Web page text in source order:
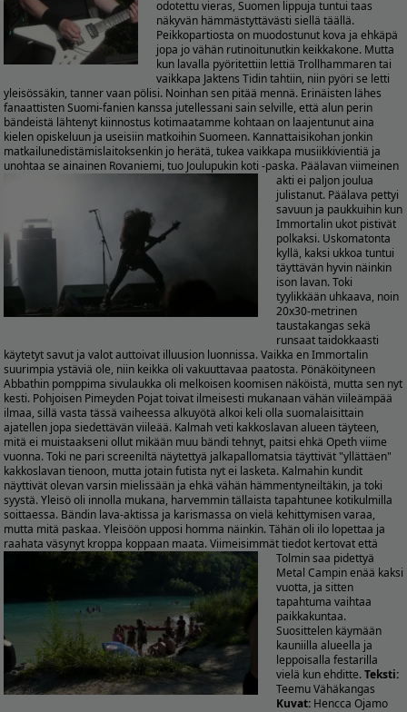
odotettu vieras, Suomen lippuja tuntui taas
näkyvän hämmästyttävästi siellä täällä.
Peikkopartiosta on muodostunut kova ja ehkäpä
jopa jo vähän rutinoitunutkin keikkakone. Mutta
kun lavalla pyöritettiin lettiä Trollhammaren tai
vaikkapa Jaktens Tidin tahtiin, niin pyöri se letti
yleisössäkin, tanner vaan pölisi. Noinhan sen pitää mennä. Erinäisten lähes
fanaattisten Suomi-fanien kanssa jutellessani sain selville, että alun perin
bändeistä lähtenyt kiinnostus kotimaatamme kohtaan on laajentunut aina
kielen opiskeluun ja useisiin matkoihin Suomeen. Kannattaisikohan jonkin
matkailunedistämislaitoksenkin jo herätä, tukea vaikkapa musiikkivientiä ja
unohtaa se ainainen Rovaniemi, tuo Joulupukin koti -paska. Päälavan viimeinen
akti ei paljon joulua
julistanut. Päälava pettyi
savuun ja paukkuihin kun
Immortalin ukot pistivät
polkaksi. Uskomatonta
kyllä, kaksi ukkoa tuntui
täyttävän hyvin näinkin
ison lavan. Toki
tyylikkään uhkaava, noin
20x30-metrinen
taustakangas sekä
runsaat taidokkaasti
käytetyt savut ja valot auttoivat illuusion luonnissa. Vaikka en Immortalin
suurimpia ystäviä ole, niin keikka oli vakuuttavaa paatosta. Pönäköityneen
Abbathin pomppima sivulaukka oli melkoisen koomisen näköistä, mutta sen nyt
kesti. Pohjoisen Pimeyden Pojat toivat ilmeisesti mukanaan vähän viileämpää
ilmaa, sillä vasta tässä vaiheessa alkuyötä alkoi keli olla suomalaisittain
ajatellen jopa siedettävän viileää. Kalmah veti kakkoslavan alueen täyteen,
mitä ei muistaakseni ollut mikään muu bändi tehnyt, paitsi ehkä Opeth viime
vuonna. Toki ne pari screeniltä näytettyä jalkapallomatsia täyttivät "yllättäen"
kakkoslavan tienoon, mutta jotain futista nyt ei lasketa. Kalmahin kundit
näyttivät olevan varsin mielissään ja ehkä vähän hämmentyneiltäkin, ja toki
syystä. Yleisö oli innolla mukana, harvemmin tällaista tapahtunee kotikulmilla
soittaessa. Bändin lava-aktissa ja karismassa on vielä kehittymisen varaa,
mutta mitä paskaa. Yleisöön upposi homma näinkin. Tähän oli ilo lopettaa ja
raahata väsynyt kroppa koppaan maata.Viimeisimmät tiedot kertovat että
Tolmin saa pidettyä
Metal Campin enää kaksi
vuotta, ja sitten
tapahtuma vaihtaa
paikkakuntaa.
Suosittelen käymään
kauniilla alueella ja
leppoisalla festarilla
vielä kun ehditte.Teksti:
Teemu Vähäkangas
Kuvat: Hencca Ojamo